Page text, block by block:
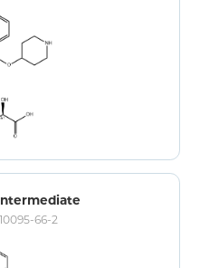
66-2